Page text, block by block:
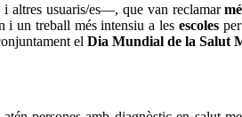
i altres usuaris/es—, que van reclamar
i un treball més intensiu a les escolesper
el Dia Mundial de la Salut